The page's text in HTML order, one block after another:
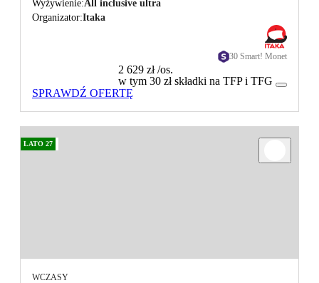
Wyżywienie All inclusive ultra
Organizator Itaka
30 Smart! Monet
2 629 zł/os.
w tym 30 zł składki na TFP i TFG
SPRAWDŹ OFERTĘ
LATO 27
WCZASY